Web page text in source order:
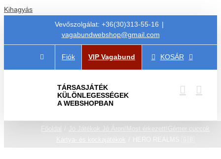
Kihagyás
Vevőszolgálat: +36(30)313-55-16 |
vagabundwebshop@gmail.com
Fiók VIP Vagabund KOSÁR
TÁRSASJÁTÉK
KÜLÖNLEGESSÉGEK
A WEBSHOPBAN
Főoldal Jó Játékok Jó Áron! Most érkezett!
Gémer cuccok